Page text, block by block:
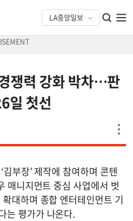
쟁력 강화 박차…판
일 첫선
부장’ 제작에 참여하며 콘텐
매니지먼트 중심 사업에서 벗
대하며 종합 엔터테인먼트 기
는 평가가 나온다.